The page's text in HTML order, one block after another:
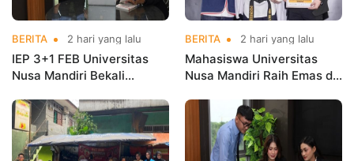
BERITA 2 hari yang lalu
IEP 3+1 FEB Universitas
Nusa Mandiri Bekali
Kerja Sebelum Lulus
BERITA 2 hari yang lalu
Mahasiswa Universitas
Nusa Mandiri Raih Emas di
Indonesia Open
Championships 2026